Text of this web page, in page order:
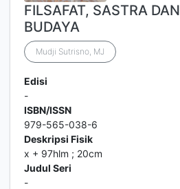
FILSAFAT, SASTRA DAN
BUDAYA
Mudji Sutrisno, MJ
Edisi
-
ISBN/ISSN
979-565-038-6
Deskripsi Fisik
x + 97hlm ; 20cm
Judul Seri
-